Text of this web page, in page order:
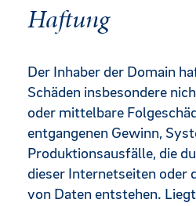
Haftung
Der Inhaber der Domain
Schäden insbesondere
oder mittelbare
entgangenen Gewinn,
Produktionsausfälle, die
dieser Internetseiten oder
von Daten entstehen.